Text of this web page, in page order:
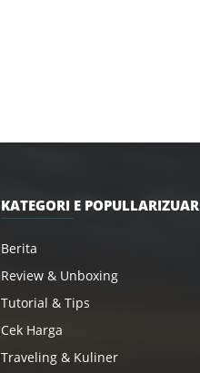
KATEGORI E POPULLARIZUAR
Berita
Review & Unboxing
Tutorial & Tips
Cek Harga
Traveling & Kuliner